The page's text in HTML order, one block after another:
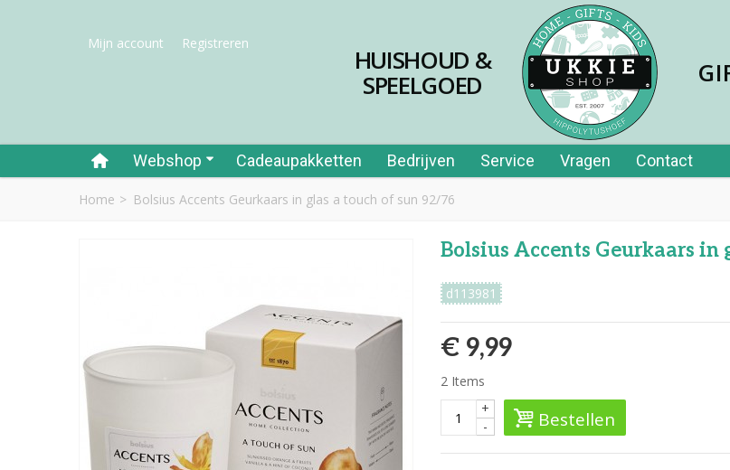
Mijn account Registreren
HUISHOUD &
SPEELGOED
Webshop Cadeaupakketten Bedrijven Service Vragen Contact
Home > Bolsius Accents Geurkaars in glas a touch of sun 92/76
Bolsius Accents Geurkaars in
d113981
€ 9,99
2 Items
-
+ Bestellen